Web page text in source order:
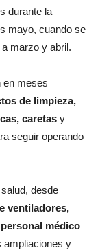
durante la
mayo, cuando se
marzo y abril.
en meses
de limpieza,
caretas y
seguir operando
desde
ventiladores,
médico
ampliaciones y